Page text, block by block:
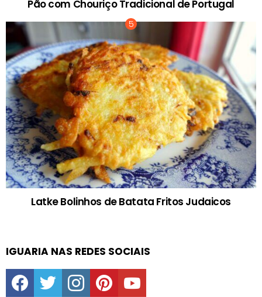
Pão com Chouriço Tradicional de Portugal
Latke Bolinhos de Batata Fritos Judaicos
IGUARIA NAS REDES SOCIAIS
facebooktwitter instagrampinterestyoutube